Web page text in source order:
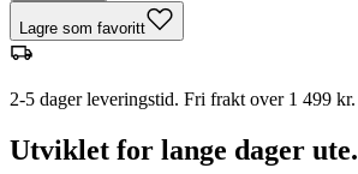
Lagre som favoritt
2-5 dager leveringstid. Fri frakt over 1 499 kr.
Utviklet for lange dager ute.